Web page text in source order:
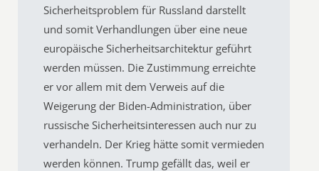
Sicherheitsproblem für Russland darstellt
und somit Verhandlungen über eine neue
europäische Sicherheitsarchitektur geführt
werden müssen. Die Zustimmung erreichte
er vor allem mit dem Verweis auf die
Weigerung der Biden-Administration, über
russische Sicherheitsinteressen auch nur zu
verhandeln. Der Krieg hätte somit vermieden
werden können. Trump gefällt das, weil er